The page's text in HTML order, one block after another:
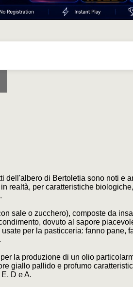
dell'albero di Bertoletia sono noti e
realtà, per caratteristiche
sale o zucchero), composte da
dovuto al sapore
per la pasticceria: fanno pane,
la produzione di un olio
giallo pallido e profumo
D e A.